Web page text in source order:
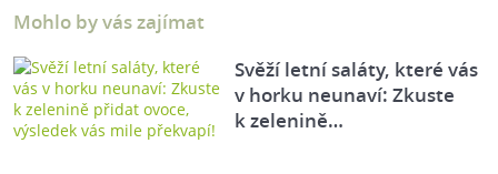
Mohlo by vás zajímat
Svěží letní saláty, které vás
v horku neunaví: Zkuste
k zelenině…